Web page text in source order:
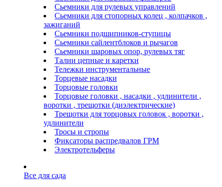
Сьемники для рулевых управлений
Сьемники для стопорных колец , колпачков ,
зажиганий
Сьемники подшипников-ступицы
Сьемники сайлентблоков и рычагов
Сьемники шаровых опор, рулевых тяг
Талии цепные и каретки
Тележки инструментальные
Торцевые насадки
Торцовые головки
Торцовые головки , насадки , удлинители ,
воротки , трещотки (диэлектрические)
Трещотки для торцовых головок , воротки ,
удлинители
Тросы и стропы
Фиксаторы распредвалов ГРМ
Электротельферы
Все для сада